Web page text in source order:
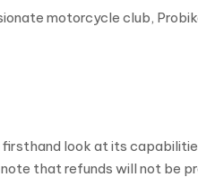
motorcycle club,
look at its
that refunds will not be